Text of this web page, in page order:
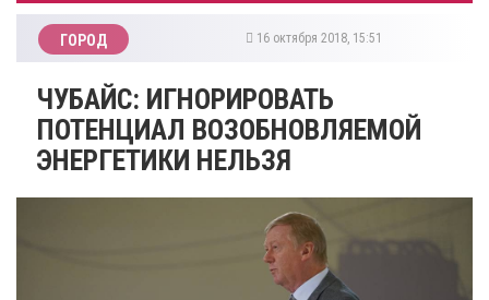
ГОРОД 16 октября 2018, 15:51
ЧУБАЙС: ИГНОРИРОВАТЬ
ПОТЕНЦИАЛ ВОЗОБНОВЛЯЕМОЙ
ЭНЕРГЕТИКИ НЕЛЬЗЯ